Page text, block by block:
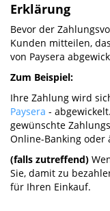
Erklärung
Bevor der
Kunden mitteilen,
von Paysera
Zum Beispiel:
Ihre Zahlung wird
Paysera -
gewünschte
Online-Banking oder
(falls zutreffend)
Sie, damit zu
für Ihren Einkauf.